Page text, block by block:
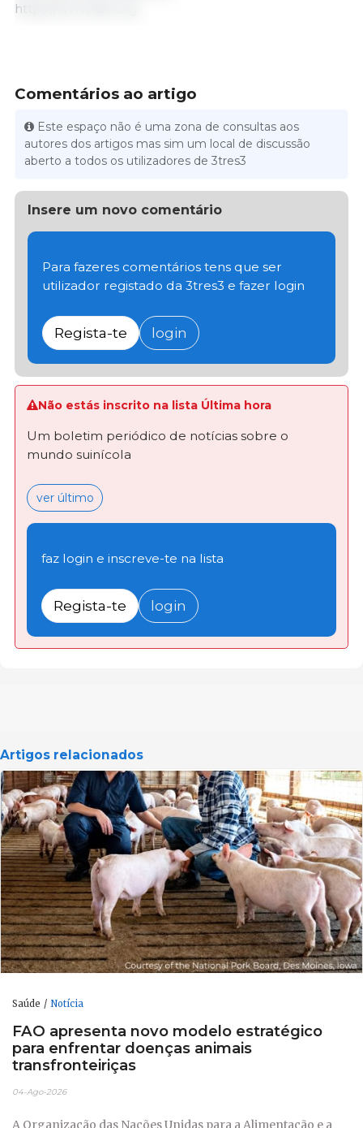
https://www.fao.org
Comentários ao artigo
Este espaço não é uma zona de consultas aos
autores dos artigos mas sim um local de discussão
aberto a todos os utilizadores de 3tres3
Insere um novo comentário
Para fazeres comentários tens que ser
utilizador registado da 3tres3 e fazer login
Regista-te login
Não estás inscrito na lista Última hora
Um boletim periódico de notícias sobre o
mundo suinícola
ver último
faz login e inscreve-te na lista
Regista-te login
Artigos relacionados
Saúde Notícia
FAO apresenta novo modelo estratégico
para enfrentar doenças animais
transfronteiriças
04-Ago-2026
A Organização das Nações Unidas para a Alimentação e a